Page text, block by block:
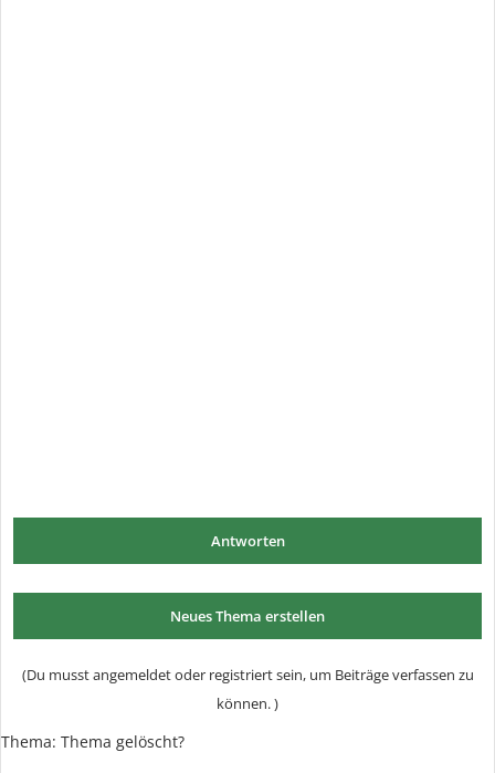
Antworten
Neues Thema erstellen
(Du musst angemeldet oder registriert sein, um Beiträge verfassen zu
können. )
Thema: Thema gelöscht?